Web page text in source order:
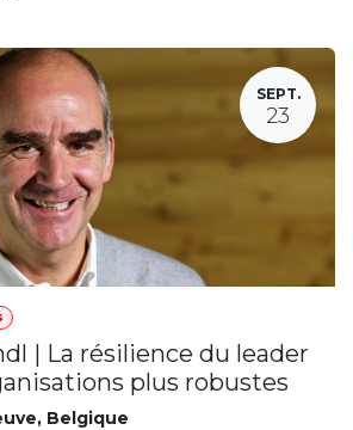
SEPT.
23
| La résilience du leader
plus robustes
, Belgique